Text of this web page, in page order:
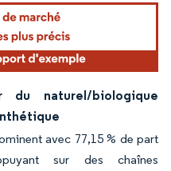
naturel/biologique
avec 77,15 % de part
sur des chaînes